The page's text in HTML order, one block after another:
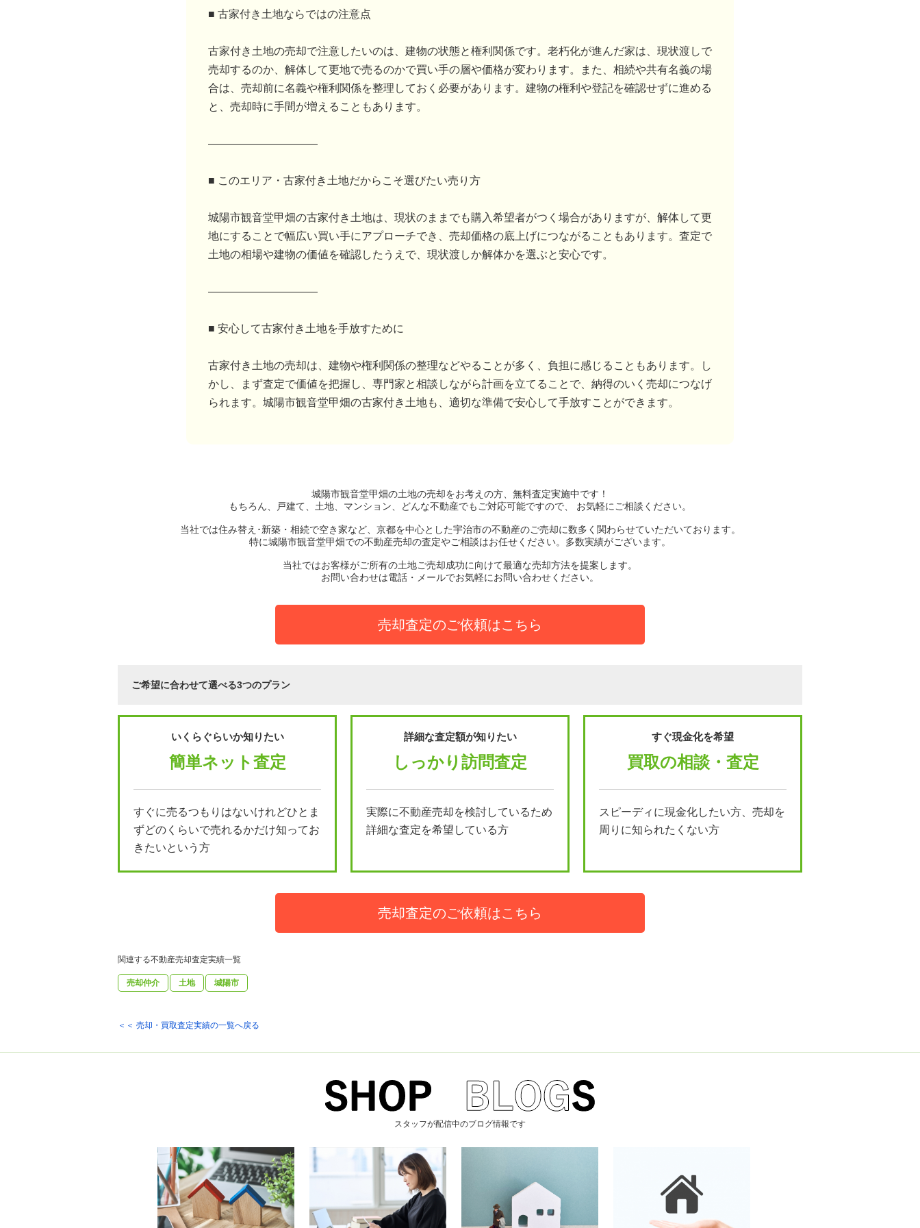
■ 古家付き土地ならではの注意点
古家付き土地の売却で注意したいのは、建物の状態と権利関係です。老朽化が進んだ家は、現状渡しで
売却するのか、解体して更地で売るのかで買い手の層や価格が変わります。また、相続や共有名義の場
合は、売却前に名義や権利関係を整理しておく必要があります。建物の権利や登記を確認せずに進める
と、売却時に手間が増えることもあります。
――――――――――
■ このエリア・古家付き土地だからこそ選びたい売り方
城陽市観音堂甲畑の古家付き土地は、現状のままでも購入希望者がつく場合がありますが、解体して更
地にすることで幅広い買い手にアプローチでき、売却価格の底上げにつながることもあります。査定で
土地の相場や建物の価値を確認したうえで、現状渡しか解体かを選ぶと安心です。
――――――――――
■ 安心して古家付き土地を手放すために
古家付き土地の売却は、建物や権利関係の整理などやることが多く、負担に感じることもあります。し
かし、まず査定で価値を把握し、専門家と相談しながら計画を立てることで、納得のいく売却につなげ
られます。城陽市観音堂甲畑の古家付き土地も、適切な準備で安心して手放すことができます。
城陽市観音堂甲畑の土地の売却をお考えの方、無料査定実施中です！
もちろん、戸建て、土地、マンション、どんな不動産でもご対応可能ですので、 お気軽にご相談ください。
当社では住み替え･新築・相続で空き家など、京都を中心とした宇治市の不動産のご売却に数多く関わらせていただいております。
特に城陽市観音堂甲畑での不動産売却の査定やご相談はお任せください。多数実績がございます。
当社ではお客様がご所有の土地ご売却成功に向けて最適な売却方法を提案します。
お問い合わせは電話・メールでお気軽にお問い合わせください。
売却査定のご依頼はこちら
ご希望に合わせて選べる3つのプラン
いくらぐらいか知りたい
簡単ネット査定
すぐに売るつもりはないけれどひとま
ずどのくらいで売れるかだけ知ってお
きたいという方
詳細な査定額が知りたい
しっかり訪問査定
実際に不動産売却を検討しているため
詳細な査定を希望している方
すぐ現金化を希望
買取の相談・査定
スピーディに現金化したい方、売却を
周りに知られたくない方
売却査定のご依頼はこちら
関連する不動産売却査定実績一覧
売却仲介 土地 城陽市
＜＜ 売却・買取査定実績の一覧へ戻る
スタッフが配信中のブログ情報です